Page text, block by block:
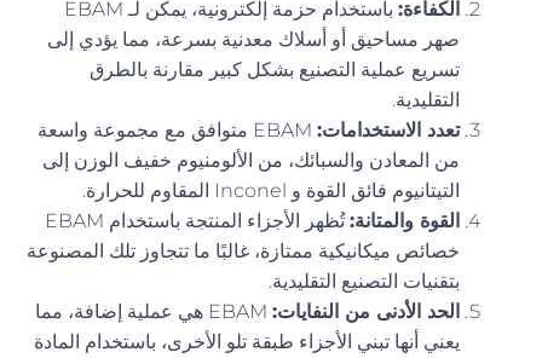
الكفاءة:
باستخدام حزمة إلكترونية، يمكن لـ EBAM
صهر مساحيق أو أسلاك معدنية بسرعة، مما يؤدي إلى
تسريع عملية التصنيع بشكل كبير مقارنة بالطرق
التقليدية.
تعدد الاستخدامات:
EBAM متوافق مع مجموعة واسعة
من المعادن والسبائك، من الألومنيوم خفيف الوزن إلى
التيتانيوم فائق القوة و Inconel المقاوم للحرارة.
القوة والمتانة:
تُظهر الأجزاء المنتجة باستخدام EBAM
خصائص ميكانيكية ممتازة، غالبًا ما تتجاوز تلك المصنوعة
بتقنيات التصنيع التقليدية.
الحد الأدنى من النفايات:
EBAM هي عملية إضافة، مما
يعني أنها تبني الأجزاء طبقة تلو الأخرى، باستخدام المادة